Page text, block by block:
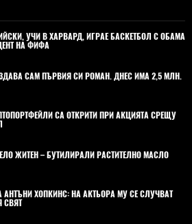
УЧИ В ХАРВАРД, ИГРАЕ БАСКЕТБОЛ С ОБАМА
НА ФИФА
САМ ПЪРВИЯ СИ РОМАН. ДНЕС ИМА 2,5 МЛН.
СА ОТКРИТИ ПРИ АКЦИЯТА СРЕЩУ
ЖИТЕН – БУТИЛИРАЛИ РАСТИТЕЛНО МАСЛО
АНТЪНИ ХОПКИНС: НА АКТЬОРА МУ СЕ СЛУЧВАТ
СВЯТ